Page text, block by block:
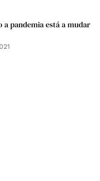
a pandemia está a mudar